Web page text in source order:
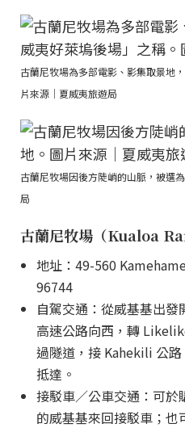
古蘭尼牧場為多部電影、影集取景地
片來源｜夏威夷旅遊局
古蘭尼牧場因後方陡峭的山脈，被選
局
古蘭尼牧場（Kualoa
地址：49-560
96744
自駕交通：從威基基出發
高速公路向西，轉
過隧道，接 Kahekili 公
抵達。
接駁車／公車交通：可於
的威基基來回接駁車；也